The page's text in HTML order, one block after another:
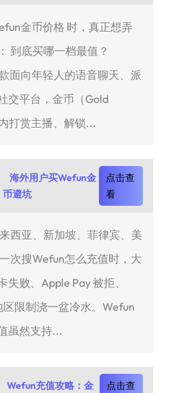
金币价格 时，真正想弄
到底买哪一档最值？
面向年轻人的语音聊天、派
交平台，金币（Gold
打赏主播、解锁...
海外用户买Wefun金
币避坑
点击查
看
西亚、新加坡、菲律宾、美
次搜Wefun怎么充值时，大
失败、Apple Pay 被拒、
区限制浇一盆冷水。Wefun
虽然支持...
Wefun充值攻略：金
点击查